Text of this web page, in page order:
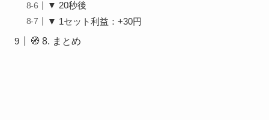
▼ 20秒後
▼ 1セット利益：+30円
🧭 8. まとめ